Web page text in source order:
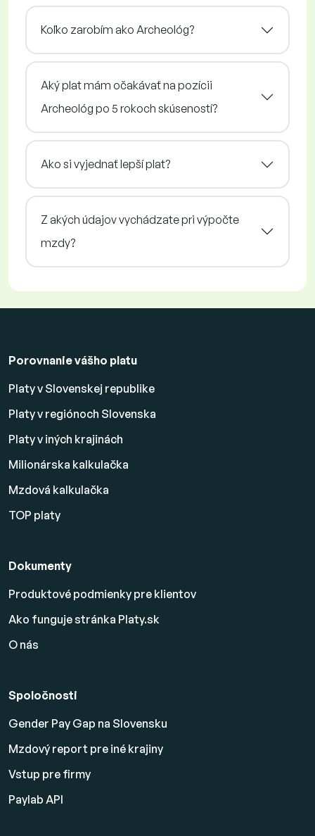
Koľko zarobím ako Archeológ?
Aký plat mám očakávať na pozícii
Archeológ po 5 rokoch skúseností?
Ako si vyjednať lepší plat?
Z akých údajov vychádzate pri výpočte
mzdy?
Porovnanie vášho platu
Platy v Slovenskej republike
Platy v regiónoch Slovenska
Platy v iných krajinách
Milionárska kalkulačka
Mzdová kalkulačka
TOP platy
Dokumenty
Produktové podmienky pre klientov
Ako funguje stránka Platy.sk
O nás
Spoločnosti
Gender Pay Gap na Slovensku
Mzdový report pre iné krajiny
Vstup pre firmy
Paylab API